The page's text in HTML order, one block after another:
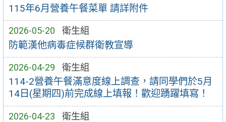
115年6月營養午餐菜單 請詳附件
2026-05-20 衛生組
防範漢他病毒症候群衛教宣導
2026-04-29 衛生組
114-2營養午餐滿意度線上調查，請同學們於5月
14日(星期四)前完成線上填報！歡迎踴躍填寫！
2026-04-23 衛生組